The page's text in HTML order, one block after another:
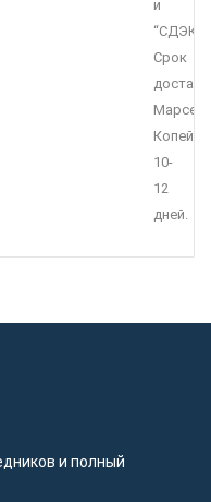
и
“СДЭК”.
Срок
Копейск
10-
12
дней.
и полный